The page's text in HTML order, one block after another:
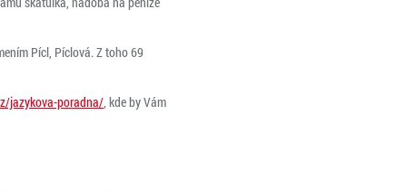
Pícl, Píclová. Z toho 69
jazykova-poradna/, kde by Vám